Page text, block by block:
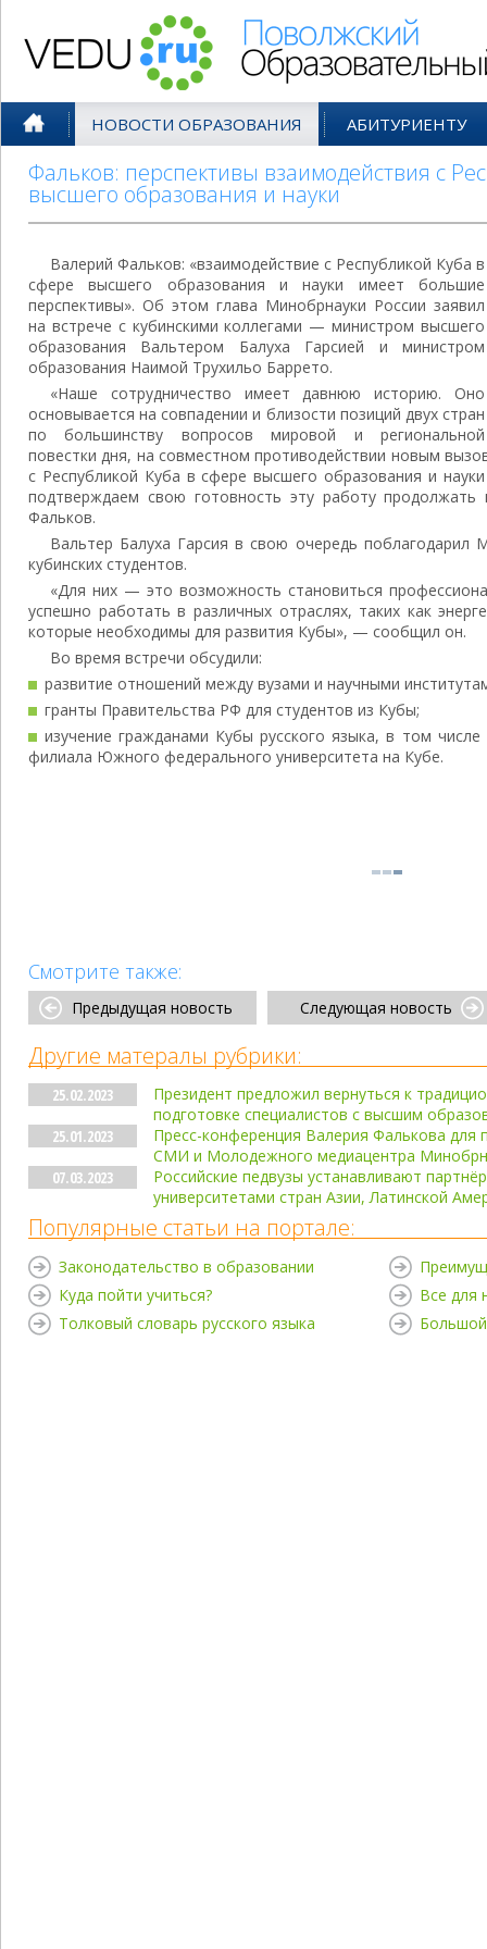
НОВОСТИ ОБРАЗОВАНИЯ АБИТУРИЕНТУ
Фальков: перспективы взаимодействия с
высшего образования и науки
Валерий Фальков: «взаимодействие с Республикой Куба в
сфере высшего образования и науки имеет большие
перспективы». Об этом глава Минобрнауки России заявил
на встрече с кубинскими коллегами — министром высшего
образования Вальтером Балуха Гарсией и министром
образования Наимой Трухильо Баррето.
«Наше сотрудничество имеет давнюю историю. Оно
основывается на совпадении и близости позиций двух стран
по большинству вопросов мировой и региональной
повестки дня, на совместном противодействии новым
с Республикой Куба в сфере высшего образования и
подтверждаем свою готовность эту работу
Фальков.
Вальтер Балуха Гарсия в свою очередь поблагодарил
кубинских студентов.
«Для них — это возможность становиться
успешно работать в различных отраслях, таких как
которые необходимы для развития Кубы», — сообщил он.
Во время встречи обсудили:
развитие отношений между вузами и научными
гранты Правительства РФ для студентов из Кубы;
изучение гражданами Кубы русского языка, в том
филиала Южного федерального университета на Кубе.
Смотрите также:
Предыдущая новость Следующая новость
Другие матералы рубрики:
25.02.2023
Президент предложил вернуться к
подготовке специалистов с высшим
25.01.2023
Пресс-конференция Валерия Фалькова для
СМИ и Молодежного медиацентра
07.03.2023
Российские педвузы устанавливают
университетами стран Азии, Латинской
Популярные статьи на портале:
Законодательство в образовании
Куда пойти учиться?
Толковый словарь русского языка
Все для
Большой